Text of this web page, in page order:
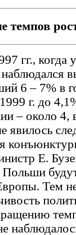
темпов
гг., когда
6 – 7% в
г. до
– около 4,
явилось
Е.
Тем